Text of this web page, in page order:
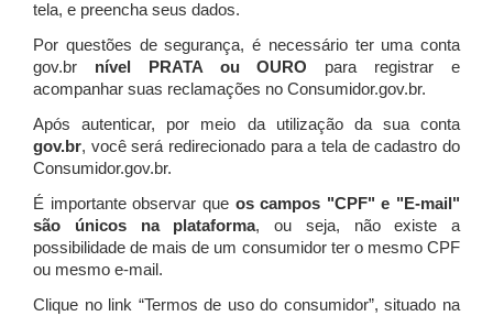
tela, e preencha seus dados.
Por questões de segurança, é necessário ter uma conta
gov.br nível PRATA ou OURO para registrar e
acompanhar suas reclamações no Consumidor.gov.br.
Após autenticar, por meio da utilização da sua conta
gov.br, você será redirecionado para a tela de cadastro do
Consumidor.gov.br.
É importante observar que os campos "CPF" e "E-mail"
são únicos na plataforma, ou seja, não existe a
possibilidade de mais de um consumidor ter o mesmo CPF
ou mesmo e-mail.
Clique no link “Termos de uso do consumidor”, situado na